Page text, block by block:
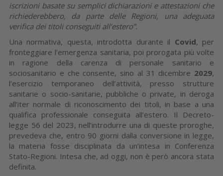
iscrizioni basate su semplici dichiarazioni e attestazioni che
richiederebbero, da parte delle Regioni, una adeguata
verifica dei titoli conseguiti all’estero”.
Una normativa, questa, introdotta durante il Covid, per
fronteggiare l’emergenza sanitaria, poi prorogata più volte
in ragione della carenza di personale sanitario e
sociosanitario e che consente, sino al 31 dicembre 2029,
l’esercizio temporaneo dell’attività, presso strutture
sanitarie o socio-sanitarie, pubbliche o private, in deroga
all’iter normale di riconoscimento dei titoli, in base a una
qualifica professionale conseguita all’estero. Il Decreto-
legge 56 del 2023, nell’introdurre una di queste proroghe,
prevedeva che, entro 90 giorni dalla conversione in legge,
la materia fosse disciplinata da un’intesa in Conferenza
Stato-Regioni. Intesa che, ad oggi, non è però ancora stata
definita.